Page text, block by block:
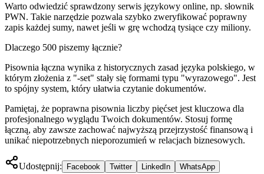
Warto odwiedzić sprawdzony serwis językowy online, np. słownik
PWN. Takie narzędzie pozwala szybko zweryfikować poprawny
zapis każdej sumy, nawet jeśli w grę wchodzą tysiące czy miliony.
Dlaczego 500 piszemy łącznie?
Pisownia łączna wynika z historycznych zasad języka polskiego, w
którym złożenia z "-set" stały się formami typu "wyrazowego". Jest
to spójny system, który ułatwia czytanie dokumentów.
Pamiętaj, że poprawna pisownia liczby pięćset jest kluczowa dla
profesjonalnego wyglądu Twoich dokumentów. Stosuj formę
łączną, aby zawsze zachować najwyższą przejrzystość finansową i
unikać niepotrzebnych nieporozumień w relacjach biznesowych.
Udostępnij: Facebook Twitter LinkedIn WhatsApp